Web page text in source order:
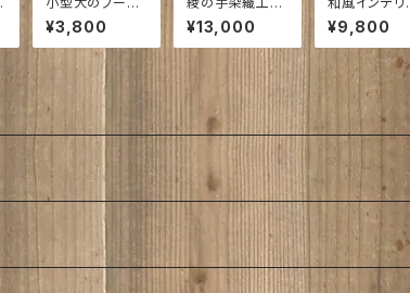
｜mimi smile
小型犬3号
用 わんこの着
物に合わせてね
¥3,800
シリーズ｜ひより
の彩り｜和風イ
ンテリア・着物生
地のキモノボー
¥13,000
着物アート｜
せ る し ず
50㎜×210
1㎜｜
¥9,800